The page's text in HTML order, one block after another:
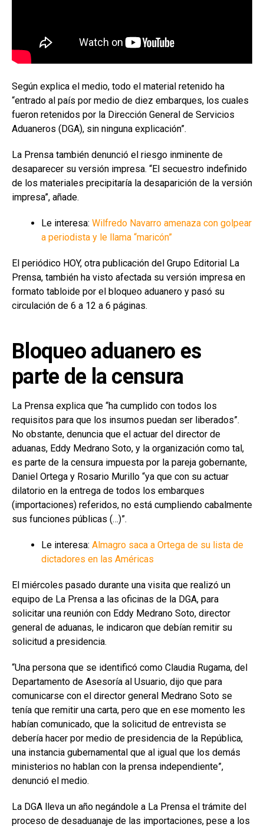
Según explica el medio, todo el material retenido ha
“entrado al país por medio de diez embarques, los cuales
fueron retenidos por la Dirección General de Servicios
Aduaneros (DGA), sin ninguna explicación”.
La Prensa también denunció el riesgo inminente de
desaparecer su versión impresa. “El secuestro indefinido
de los materiales precipitaría la desaparición de la versión
impresa”, añade.
Le interesa: Wilfredo Navarro amenaza con golpear
a periodista y le llama “maricón”
El periódico HOY, otra publicación del Grupo Editorial La
Prensa, también ha visto afectada su versión impresa en
formato tabloide por el bloqueo aduanero y pasó su
circulación de 6 a 12 a 6 páginas.
Bloqueo aduanero es
parte de la censura
La Prensa explica que “ha cumplido con todos los
requisitos para que los insumos puedan ser liberados”.
No obstante, denuncia que el actuar del director de
aduanas, Eddy Medrano Soto, y la organización como tal,
es parte de la censura impuesta por la pareja gobernante,
Daniel Ortega y Rosario Murillo “ya que con su actuar
dilatorio en la entrega de todos los embarques
(importaciones) referidos, no está cumpliendo cabalmente
sus funciones públicas (…)”.
Le interesa: Almagro saca a Ortega de su lista de
dictadores en las Américas
El miércoles pasado durante una visita que realizó un
equipo de La Prensa a las oficinas de la DGA, para
solicitar una reunión con Eddy Medrano Soto, director
general de aduanas, le indicaron que debían remitir su
solicitud a presidencia.
“Una persona que se identificó como Claudia Rugama, del
Departamento de Asesoría al Usuario, dijo que para
comunicarse con el director general Medrano Soto se
tenía que remitir una carta, pero que en ese momento les
habían comunicado, que la solicitud de entrevista se
debería hacer por medio de presidencia de la República,
una instancia gubernamental que al igual que los demás
ministerios no hablan con la prensa independiente”,
denunció el medio.
La DGA lleva un año negándole a La Prensa el trámite del
proceso de desaduanaje de las importaciones, pese a los